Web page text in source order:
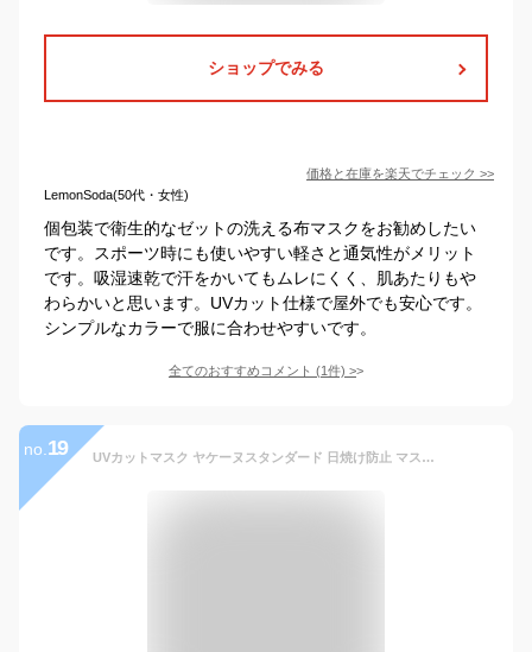
ショップでみる
価格と在庫を楽天でチェック >>
LemonSoda(50代・女性)
個包装で衛生的なゼットの洗える布マスクをお勧めしたい
です。スポーツ時にも使いやすい軽さと通気性がメリット
です。吸湿速乾で汗をかいてもムレにくく、肌あたりもや
わらかいと思います。UVカット仕様で屋外でも安心です。
シンプルなカラーで服に合わせやすいです。
全てのおすすめコメント (1件) >
no. 19 UVカットマスク ヤケーヌスタンダード 日焼け防止 マスク【メール便送料無料】